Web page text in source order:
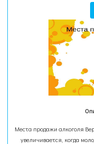
Места продажи алкоголя
увеличивается, когда